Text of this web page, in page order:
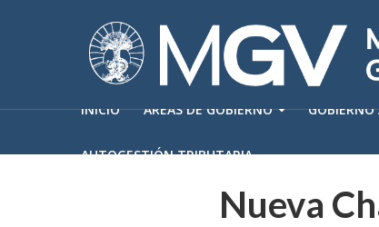
INICIO ÁREAS DE GOBIERNO GOBIERNO
AUTOGESTIÓN TRIBUTARIA
Nueva